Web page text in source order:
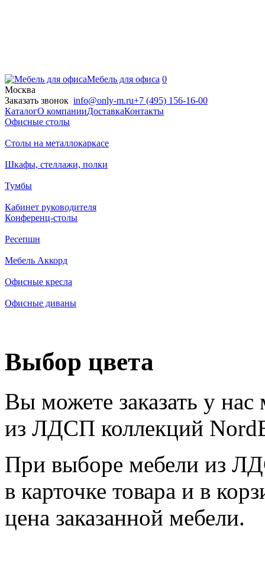
Мебель для офиса 0
Москва
Заказать звонок info@only-m.ru+7 (495) 156-16-00
КаталогО компанииДоставкаКонтакты
Офисные столы
Столы на металлокаркасе
Шкафы, стеллажи, полки
Тумбы
Кабинет руководителя
Конференц-столы
Ресепшн
Мебель Аккорд
Офисные кресла
Офисные диваны
Выбор цвета
Вы можете заказать у нас
из ЛДСП коллекций
При выборе мебели из
в карточке товара и в
цена заказанной мебели.